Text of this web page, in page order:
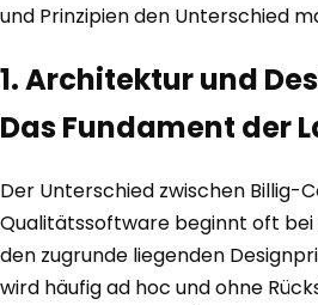
und Prinzipien den Unterschied
1. Architektur und
Das Fundament der
Der Unterschied zwischen Billig-
Qualitätssoftware beginnt oft
den zugrunde liegenden
wird häufig ad hoc und ohne